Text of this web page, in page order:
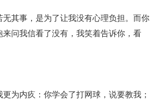
其事，是为了让我没有心理负担。而你
问我信看了没有，我笑着告诉你，看
为内疚：你学会了打网球，说要教我；